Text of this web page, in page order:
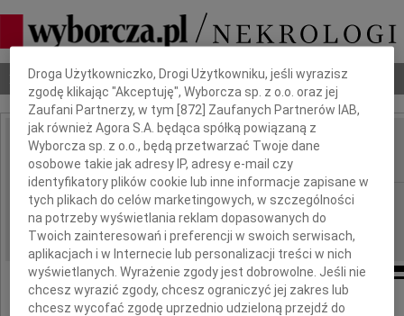
Nekrologi Odeszli Poradnik pogrzebowy
IMIĘ I NAZWISKO: Aldona Pruszyńska
REGION: Częstochowa
DATA EMISJI: 20.07.2010
Dbamy o Twoją prywatność
Droga Użytkowniczko, Drogi Użytkowniku, jeśli wyrazisz
zgodę klikając "Akceptuję", Wyborcza sp. z o.o. oraz jej
Zaufani Partnerzy, w tym [872] Zaufanych Partnerów IAB,
jak również Agora S.A. będąca spółką powiązaną z
Wyborcza sp. z o.o., będą przetwarzać Twoje dane
osobowe takie jak adresy IP, adresy e-mail czy
identyfikatory plików cookie lub inne informacje zapisane w
tych plikach do celów marketingowych, w szczególności
na potrzeby wyświetlania reklam dopasowanych do
Twoich zainteresowań i preferencji w swoich serwisach,
aplikacjach i w Internecie lub personalizacji treści w nich
wyświetlanych. Wyrażenie zgody jest dobrowolne. Jeśli nie
chcesz wyrazić zgody, chcesz ograniczyć jej zakres lub
chcesz wycofać zgodę uprzednio udzieloną przejdź do